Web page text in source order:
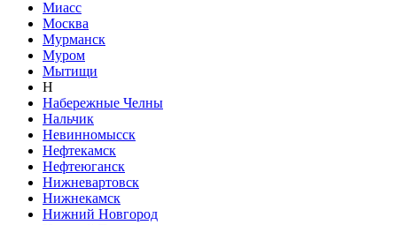
Миасс
Москва
Мурманск
Муром
Мытищи
Н
Набережные Челны
Нальчик
Невинномысск
Нефтекамск
Нефтеюганск
Нижневартовск
Нижнекамск
Нижний Новгород